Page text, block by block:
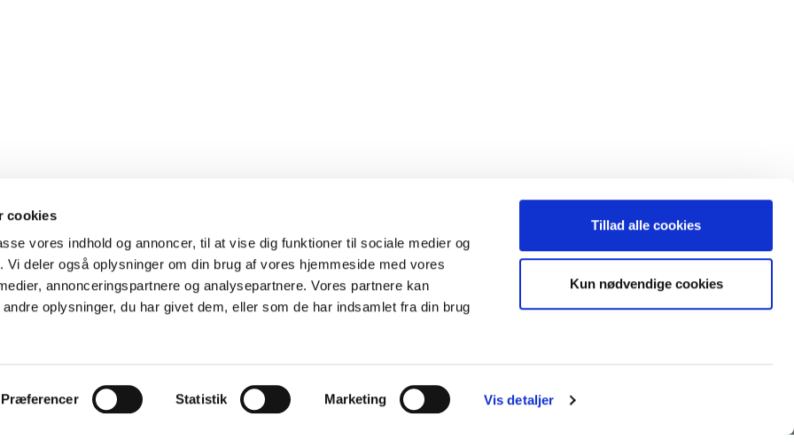
cookies
vores indhold og annoncer, til at vise dig funktioner til sociale medier og
deler også oplysninger om din brug af vores hjemmeside med vores
annonceringspartnere og analysepartnere. Vores partnere kan
oplysninger, du har givet dem, eller som de har indsamlet fra din brug
Præferencer Statistik Marketing Vis detaljer
Tillad alle cookies
Kun nødvendige cookies
FORHANDLER INFORMATION
Katalog
AFHENTNINGSADRESSE
House Nordic ApS